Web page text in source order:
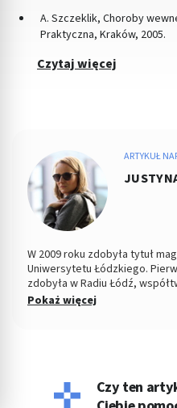
A. Szczeklik, Choroby
Praktyczna, Kraków, 2005.
Czytaj więcej
ARTYKUŁ
W 2009 roku zdobyła tytuł
Uniwersytetu Łódzkiego.
zdobyła w Radiu Łódź,
Od kilku lat pracuje jako
Pokaż więcej
Czy ten